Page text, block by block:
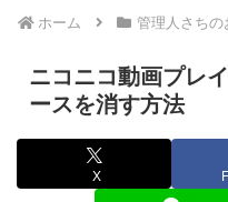
ホーム 管理人さちの
ニコニコ動画プレ
ースを消す方法
X